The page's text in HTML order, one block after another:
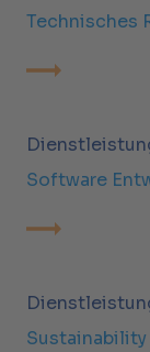
Technisches
Software